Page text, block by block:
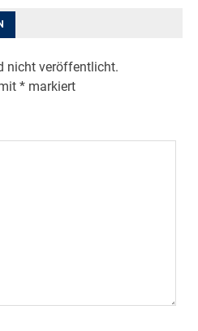
nicht veröffentlicht.
* markiert